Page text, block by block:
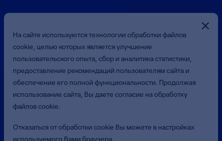
Презентация о Компании
«Бюджетные и Финансовые Технологии»
(ООО «БФТ»). Все права защищены.
На сайте используются технологии обработки файлов
cookie, целью которых является улучшение
пользовательского опыта, сбор и аналитика статистики,
предоставление рекомендаций пользователям сайта и
обеспечение его полной функциональности. Продолжая
использование сайта, Вы даете согласие на обработку
файлов cookie.
Отказаться от обработки cookie Вы можете в настройках
используемого Вами браузера.